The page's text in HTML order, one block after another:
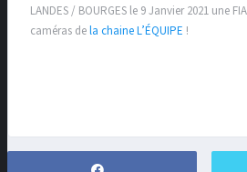
LANDES / BOURGES le 9 Janvier 2021 une
caméras dela chaine L’ÉQUIPE !